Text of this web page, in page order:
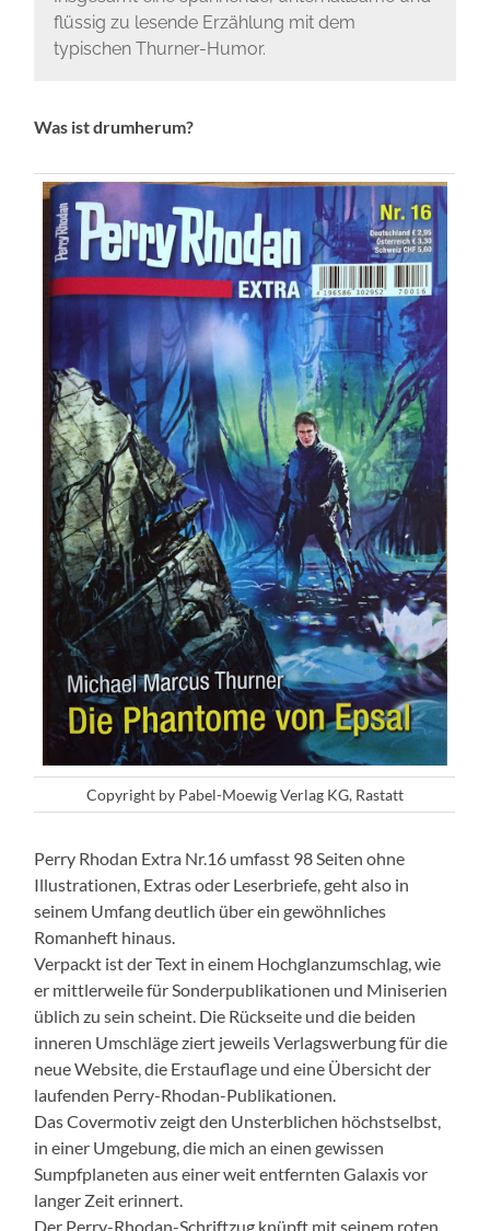
flüssig zu lesende Erzählung mit dem
typischen Thurner-Humor.
Was ist drumherum?
Copyright by Pabel-Moewig Verlag KG, Rastatt
Perry Rhodan Extra Nr.16 umfasst 98 Seiten ohne
Illustrationen, Extras oder Leserbriefe, geht also in
seinem Umfang deutlich über ein gewöhnliches
Romanheft hinaus.
Verpackt ist der Text in einem Hochglanzumschlag, wie
er mittlerweile für Sonderpublikationen und Miniserien
üblich zu sein scheint. Die Rückseite und die beiden
inneren Umschläge ziert jeweils Verlagswerbung für die
neue Website, die Erstauflage und eine Übersicht der
laufenden Perry-Rhodan-Publikationen.
Das Covermotiv zeigt den Unsterblichen höchstselbst,
in einer Umgebung, die mich an einen gewissen
Sumpfplaneten aus einer weit entfernten Galaxis vor
langer Zeit erinnert.
Der Perry-Rhodan-Schriftzug knüpft mit seinem roten